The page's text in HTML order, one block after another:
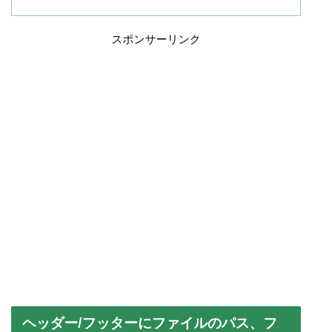
スポンサーリンク
ヘッダー/フッターにファイルのパス、フ